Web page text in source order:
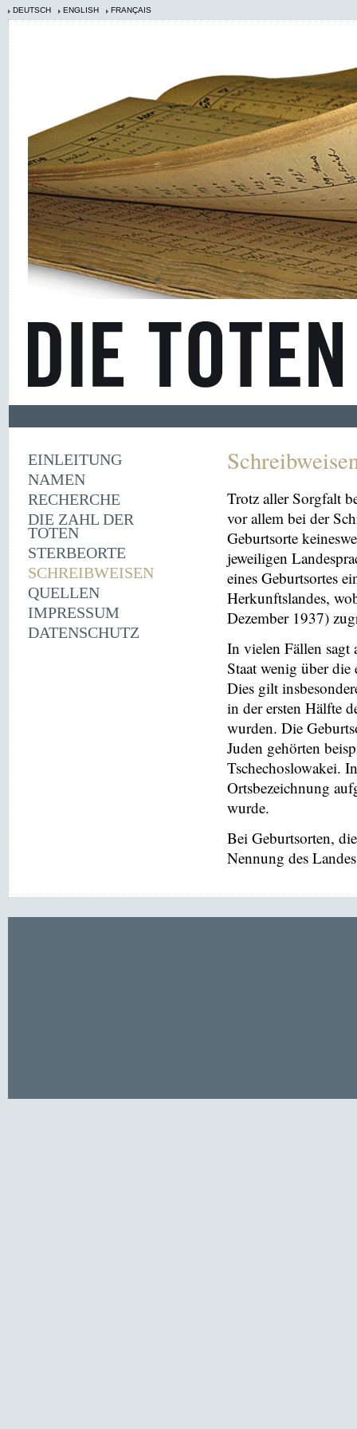
DEUTSCH ENGLISH FRANÇAIS
EINLEITUNG
NAMEN
RECHERCHE
DIE ZAHL DER
TOTEN
STERBEORTE
SCHREIBWEISEN
QUELLEN
IMPRESSUM
DATENSCHUTZ
Trotz aller Sorgfalt
vor allem bei der
Geburtsorte
jeweiligen
eines Geburtsortes
Herkunftslandes,
Dezember 1937)
In vielen Fällen sagt
Staat wenig über die
Dies gilt
in der ersten Hälfte
wurden. Die
Juden gehörten
Tschechoslowakei.
Ortsbezeichnung
wurde.
Bei Geburtsorten,
Nennung des